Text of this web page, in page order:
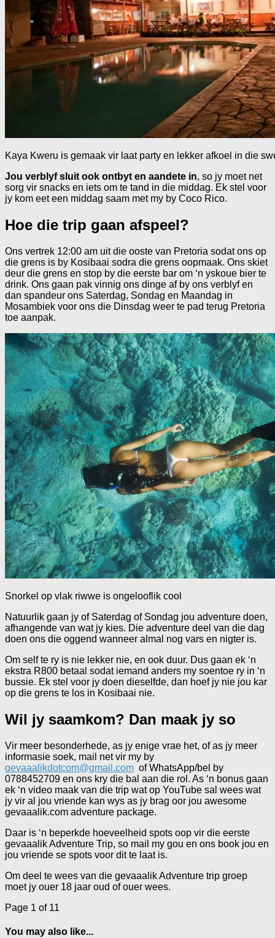
Kaya Kweru is gemaak vir laat party en lekker afkoel in die
Jou verblyf sluit ook ontbyt en aandete in, so jy moet net
sorg vir snacks en iets om te tand in die middag. Ek stel voor
jy kom eet een middag saam met my by Coco Rico.
Hoe die trip gaan afspeel?
Ons vertrek 12:00 am uit die ooste van Pretoria sodat ons op
die grens is by Kosibaai sodra die grens oopmaak. Ons skiet
deur die grens en stop by die eerste bar om ‘n yskoue bier te
drink. Ons gaan pak vinnig ons dinge af by ons verblyf en
dan spandeur ons Saterdag, Sondag en Maandag in
Mosambiek voor ons die Dinsdag weer te pad terug Pretoria
toe aanpak.
Snorkel op vlak riwwe is ongelooflik cool
Natuurlik gaan jy of Saterdag of Sondag jou adventure doen,
afhangende van wat jy kies. Die adventure deel van die dag
doen ons die oggend wanneer almal nog vars en nigter is.
Om self te ry is nie lekker nie, en ook duur. Dus gaan ek ‘n
ekstra R800 betaal sodat iemand anders my soentoe ry in ‘n
bussie. Ek stel voor jy doen dieselfde, dan hoef jy nie jou kar
op die grens te los in Kosibaai nie.
Wil jy saamkom? Dan maak jy so
Vir meer besonderhede, as jy enige vrae het, of as jy meer
informasie soek, mail net vir my by
gevaaalikdotcom@gmail.com of WhatsApp/bel by
0788452709 en ons kry die bal aan die rol. As ‘n bonus gaan
ek ‘n video maak van die trip wat op YouTube sal wees wat
jy vir al jou vriende kan wys as jy brag oor jou awesome
gevaaalik.com adventure package.
Daar is ‘n beperkde hoeveelheid spots oop vir die eerste
gevaaalik Adventure Trip, so mail my gou en ons book jou en
jou vriende se spots voor dit te laat is.
Om deel te wees van die gevaaalik Adventure trip groep
moet jy ouer 18 jaar oud of ouer wees.
Page 1 of 11
You may also like...